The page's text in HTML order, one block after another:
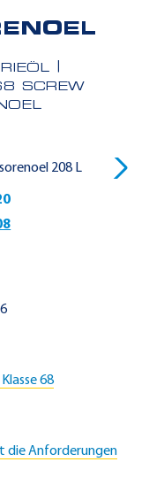
SCREW
Klasse 68
die Anforderungen